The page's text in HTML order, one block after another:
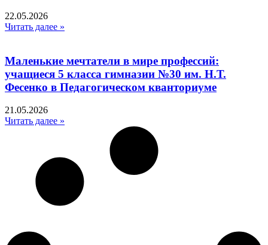
22.05.2026
Читать далее »
Маленькие мечтатели в мире профессий:
учащиеся 5 класса гимназии №30 им. Н.Т.
Фесенко в Педагогическом кванториуме
21.05.2026
Читать далее »